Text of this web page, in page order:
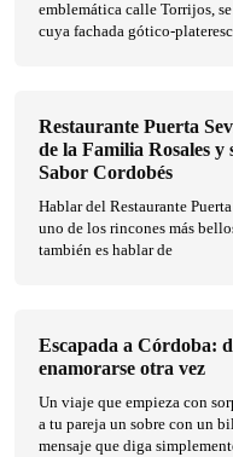
emblemática calle Torrijos,
cuya fachada gótico-
Restaurante Puerta
de la Familia Rosales y
Sabor Cordobés
Hablar del Restaurante
uno de los rincones más
también es hablar de
Escapada a Córdoba:
enamorarse otra vez
Un viaje que empieza con
a tu pareja un sobre con un
mensaje que diga